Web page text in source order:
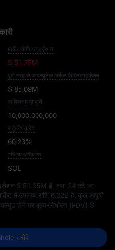
मार्केट कैपिटलाइज़ेशन
$ 51.25M
पूरी तरह से डाइल्यूटेज मार्केट कैपिटलाइज़ेशन
$ 85.09M
अधिकतम आपूर्ति
10,000,000,000
सर्कुलेशन रेट
60.23%
पब्लिक ब्लॉकचेन
SOL
$ 51.25M है, तथा 24 घंटे का
में उपलब्ध राशि 6.02B है, कुल आपूर्ति
होने पर मूल्य-निर्धारण (FDV) $
खरीदें